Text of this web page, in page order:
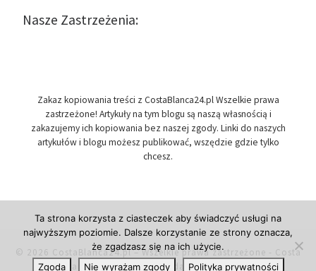
Nasze Zastrzeżenia:
Zakaz kopiowania treści z CostaBlanca24.pl Wszelkie prawa
zastrzeżone! Artykuły na tym blogu są naszą własnością i
zakazujemy ich kopiowania bez naszej zgody. Linki do naszych
artykułów i blogu możesz publikować, wszędzie gdzie tylko
chcesz.
© 2026 CostaBlanca24.pl– Wszelkie prawa zastrzeżone - Costa
Blanca w Hiszpanii, przydatne informacje.
Ta strona korzysta z ciasteczek aby świadczyć usługi na
najwyższym poziomie. Dalsze korzystanie ze strony oznacza,
że zgadzasz się na ich użycie.
Zgoda
Nie wyrażam zgody Polityka prywatności